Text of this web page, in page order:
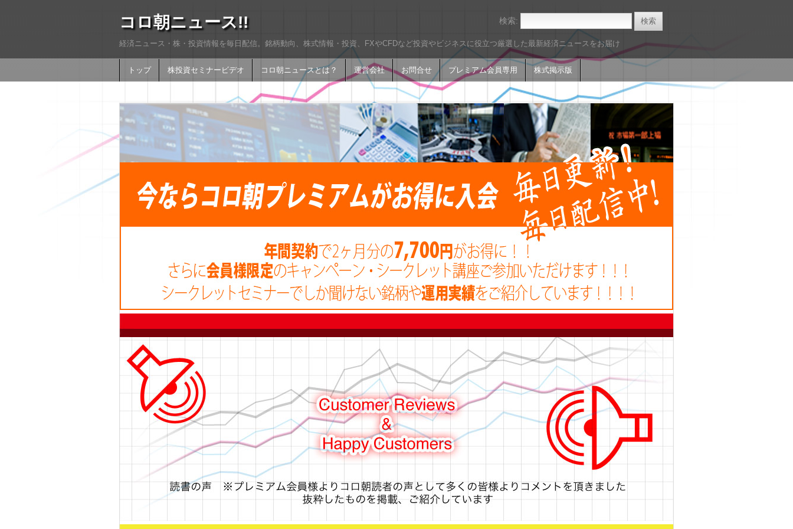
コロ朝ニュース!!
経済ニュース・株・投資情報を毎日配信。銘柄動向、株式情報・投資、FXやCFDなど投資やビジネスに役立つ厳選した最新経済ニュースをお届け
トップ 株投資セミナービデオ コロ朝ニュースとは？ 運営会社 お問合せ プレミアム会員専用 株式掲示版
検索: